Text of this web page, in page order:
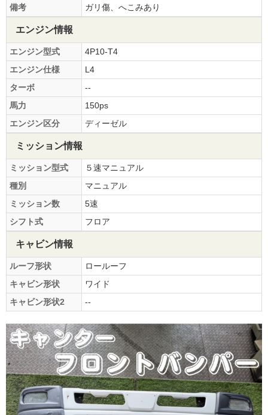
備考
ガリ傷、へこみあり
エンジン情報
エンジン型式
4P10-T4
エンジン仕様
L4
ターボ
--
馬力
150ps
エンジン区分
ディーゼル
ミッション情報
ミッション型式
５速マニュアル
種別
マニュアル
ミッション数
5速
シフト式
フロア
キャビン情報
ルーフ形状
ロールーフ
キャビン形状
ワイド
キャビン形状2
--